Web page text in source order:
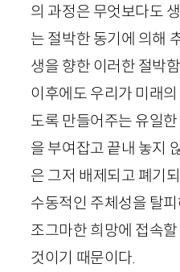
의 과정은 무엇보다도
는 절박한 동기에 의해
생을 향한 이러한 절박
이후에도 우리가 미래
도록 만들어주는 유일
을 부여잡고 끝내 놓지
은 그저 배제되고 폐기
수동적인 주체성을 탈
조그마한 희망에 접속
것이기 때문이다.